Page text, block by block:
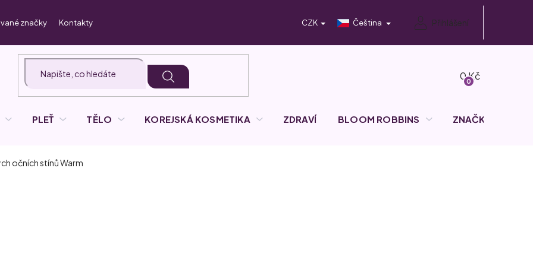
značky Kontakty CZK Čeština Přihlášení
Nákupní
košík
PLEŤ TĚLO KOREJSKÁ KOSMETIKA ZDRAVÍ BLOOM ROBBINS ZNAČKY
očních stínů Warm